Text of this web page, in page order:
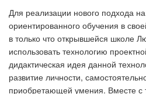
Для реализации нового подхода
ориентированного обучения в
в только что открывшейся школе
использовать технологию
дидактическая идея данной
развитие личности,
приобретающей умения. Вместе с